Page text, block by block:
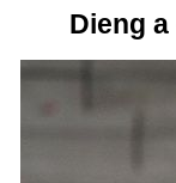
Dieng